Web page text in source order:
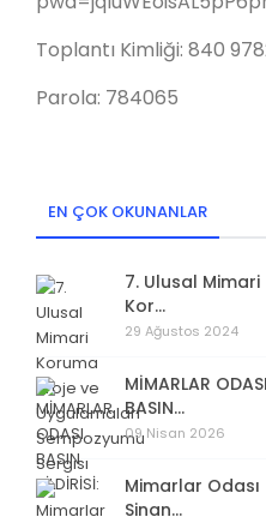
Toplantı Kimliği: 840
Parola: 784065
EN ÇOK OKUNANLAR
7. Ulusal Mimari
Kor...
29 Ağustos 2024
MİMARLAR ODASI
BASIN...
09 Nisan 2026
Mimarlar Odası
Sinan...